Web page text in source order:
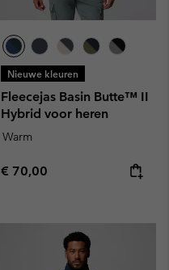
Nieuwe kleuren
Fleecejas Basin Butte™ II
Hybrid voor heren
Warm
Regular price:
€ 70,00